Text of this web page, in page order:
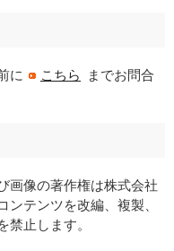
に こちら
までお問合
画像の著作権は株式会社
ンテンツを改編、複製、
禁止します。